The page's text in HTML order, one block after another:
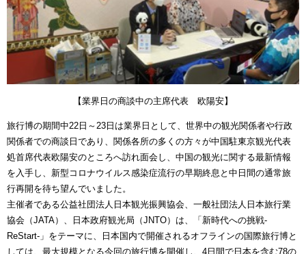
【業界日の商談中の主席代表 欧陽安】
旅行博の期間中22日～23日は業界日として、世界中の観光関係者や行政
関係者での商談日であり、関係各所の多くの方々が中国駐東京観光代表
処首席代表欧陽安のところへ訪れ面会し、中国の観光に関する最新情報
を入手し、新型コロナウイルス感染症流行の早期終息と中日間の通常旅
行再開を待ち望んでいました。
主催者である公益社団法人日本観光振興協会、一般社団法人日本旅行業
協会（JATA）、日本政府観光局（JNTO）は、「新時代への挑戦-
ReStart-」をテーマに、日本国内で開催されるオフラインの国際旅行博と
しては、最大規模となる今回の旅行博を開催し、4日間で日本を含む78の